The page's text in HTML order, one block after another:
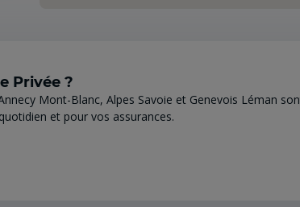
Privée ?
Mont-Blanc, Alpes Savoie et Genevois Léman
et pour vos assurances.